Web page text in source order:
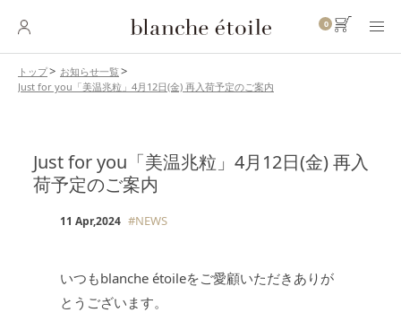
0
トップ
お知らせ一覧
Just for you「美温兆粒」4月12日(金) 再入荷予定のご案内
Just for you「美温兆粒」4月12日(金) 再入
荷予定のご案内
11 Apr,2024 #NEWS
いつもblanche étoileをご愛顧いただきありが
とうございます。
BASE MAKEUP ベースメイク
POINT MAKEUP ポイントメイク
BODY・HAIR CARE ボディ・ヘアケア